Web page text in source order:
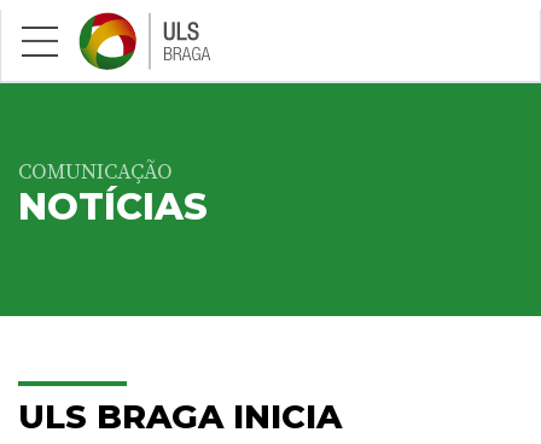
Saltar para conteúdo principal
COMUNICAÇÃO
NOTÍCIAS
ULS BRAGA INICIA